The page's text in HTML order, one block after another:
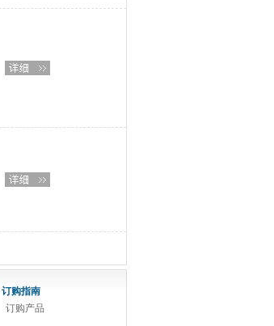
订购指南
订购产品